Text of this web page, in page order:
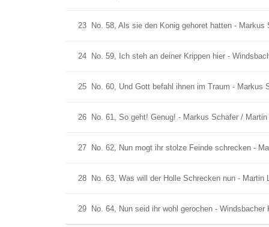
23 No. 58, Als sie den Konig gehoret hatten - Markus
24 No. 59, Ich steh an deiner Krippen hier -
25 No. 60, Und Gott befahl ihnen im Traum - Markus
26 No. 61, So geht! Genug! - Markus Schafer / Martin
27 No. 62, Nun mogt ihr stolze Feinde schrecken -
28 No. 63, Was will der Holle Schrecken nun - Martin
29 No. 64, Nun seid ihr wohl gerochen -